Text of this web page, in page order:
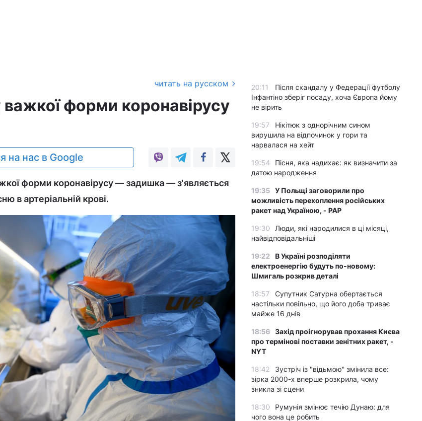
читать на русском
форми коронавірусу
на нас в Google
форми коронавірусу — задишка — з'являється
в артеріальній крові.
20:11
Після скандалу у Федерації футболу
Інфантіно зберіг посаду, хоча Європа йому
не вірить
19:57
Нікітюк з однорічним сином
вирушила на відпочинок у гори та
нарвалася на хейт
19:54
Пісня, яка надихає: як визначити за
датою народження
19:35 У Польщі заговорили про
можливість перехоплення російських
ракет над Україною, - PAP
19:30
Люди, які народилися в ці місяці,
найвідповідальніші
19:22
В Україні розподіляти
електроенергію будуть по-новому:
Шмигаль розкрив деталі
18:57
Супутник Сатурна обертається
настільки повільно, що його доба триває
майже 16 днів
18:56 Захід проігнорував прохання Києва
про термінові поставки зенітних ракет, -
NYT
18:42
Зустріч із "відьмою" змінила все:
зірка 2000-х вперше розкрила, чому
зникла зі сцени
18:30
Румунія змінює течію Дунаю: для
чого вона це робить